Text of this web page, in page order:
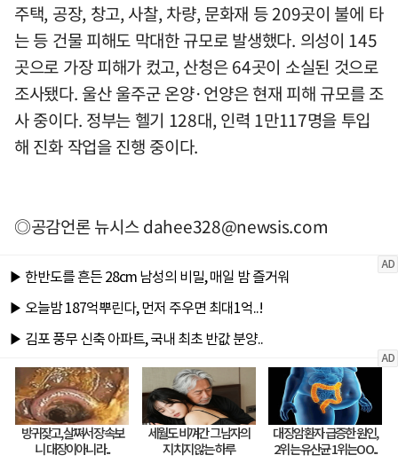
주택, 공장, 창고, 사찰, 차량, 문화재 등 209곳이 불에 타
는 등 건물 피해도 막대한 규모로 발생했다. 의성이 145
곳으로 가장 피해가 컸고, 산청은 64곳이 소실된 것으로
조사됐다. 울산 울주군 온양·언양은 현재 피해 규모를 조
사 중이다. 정부는 헬기 128대, 인력 1만117명을 투입
해 진화 작업을 진행 중이다.
◎공감언론 뉴시스dahee328@newsis.com